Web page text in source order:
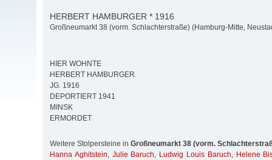
HERBERT HAMBURGER * 1916
Großneumarkt 38 (vorm. Schlachterstraße) (Hamburg-Mitte,
HIER WOHNTE
HERBERT HAMBURGER
JG. 1916
DEPORTIERT 1941
MINSK
ERMORDET
Weitere Stolpersteine in Großneumarkt 38 (vorm.
Hanna Aghitstein, Julie Baruch, Ludwig Louis Baruch, Helene